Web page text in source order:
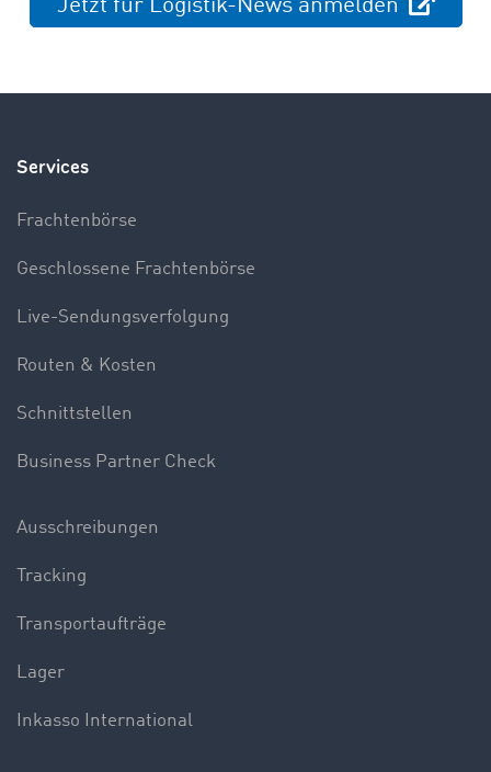
Jetzt für Logistik-News anmelden
Services
Frachtenbörse
Geschlossene Frachtenbörse
Live-Sendungsverfolgung
Routen & Kosten
Schnittstellen
Business Partner Check
Ausschreibungen
Tracking
Transportaufträge
Lager
Inkasso International